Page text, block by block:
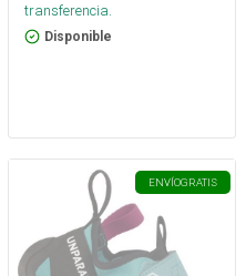
transferencia.
Disponible
ENVÍOGRATIS